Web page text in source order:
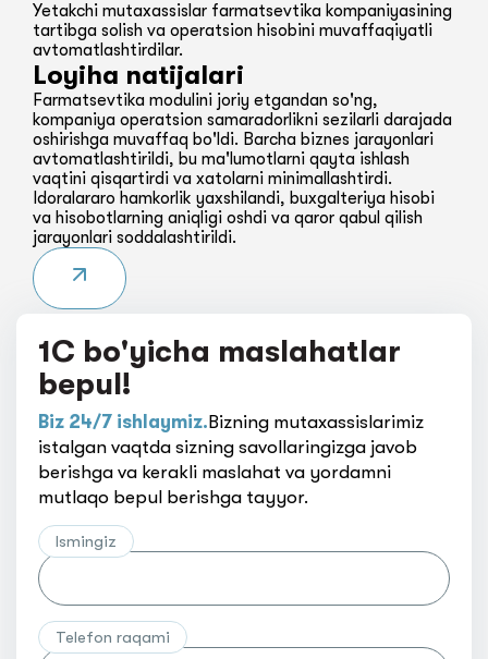
Yetakchi mutaxassislar farmatsevtika kompaniyasining
tartibga solish va operatsion hisobini muvaffaqiyatli
avtomatlashtirdilar.
Loyiha natijalari
Farmatsevtika modulini joriy etgandan so'ng,
kompaniya operatsion samaradorlikni sezilarli darajada
oshirishga muvaffaq bo'ldi. Barcha biznes jarayonlari
avtomatlashtirildi, bu ma'lumotlarni qayta ishlash
vaqtini qisqartirdi va xatolarni minimallashtirdi.
Idoralararo hamkorlik yaxshilandi, buxgalteriya hisobi
va hisobotlarning aniqligi oshdi va qaror qabul qilish
jarayonlari soddalashtirildi.
1C bo'yicha maslahatlar
bepul!
Biz 24/7 ishlaymiz.Bizning mutaxassislarimiz
istalgan vaqtda sizning savollaringizga javob
berishga va kerakli maslahat va yordamni
mutlaqo bepul berishga tayyor.
Ismingiz
Telefon raqami